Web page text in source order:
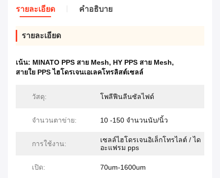
รายละเอียด คําอธิบาย
รายละเอียด
เน้น: MINATO PPS สาย Mesh, HY PPS สาย Mesh,
สายใย PPS ไฮโดรเจนเอเลคโทรลิสต์เซลล์
วัสดุ: โพลีฟีนลีนซัลไฟด์
จำนวนตาข่าย: 10 -150 จำนวนนับ/นิ้ว
การใช้งาน:
เซลล์ไฮโดรเจนอิเล็กโทรไลต์ / ได
อะแฟรม pps
เปิด: 70um-1600um